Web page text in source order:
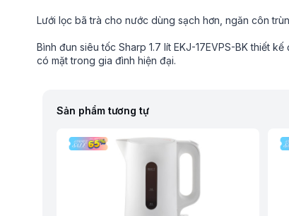
Lưới lọc bã trà cho nước dùng sạch hơn, ngăn côn
Bình đun siêu tốc Sharp 1.7 lít EKJ-17EVPS-BK thiết
có mặt trong gia đình hiện đại.
Sản phẩm tương tự